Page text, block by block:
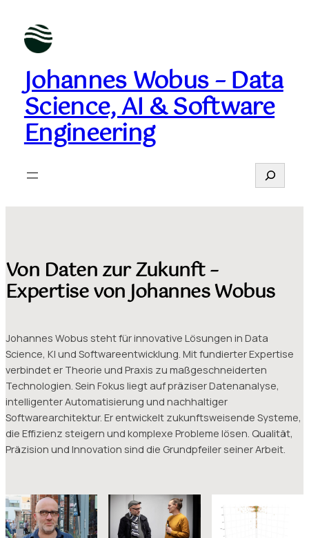
Inhalt
springen
Johannes Wobus – Data
Science, AI & Software
Engineering
Suchen
Von Daten zur Zukunft –
Expertise von Johannes Wobus
Johannes Wobus steht für innovative Lösungen in Data
Science, KI und Softwareentwicklung. Mit fundierter Expertise
verbindet er Theorie und Praxis zu maßgeschneiderten
Technologien. Sein Fokus liegt auf präziser Datenanalyse,
intelligenter Automatisierung und nachhaltiger
Softwarearchitektur. Er entwickelt zukunftsweisende Systeme,
die Effizienz steigern und komplexe Probleme lösen. Qualität,
Präzision und Innovation sind die Grundpfeiler seiner Arbeit.